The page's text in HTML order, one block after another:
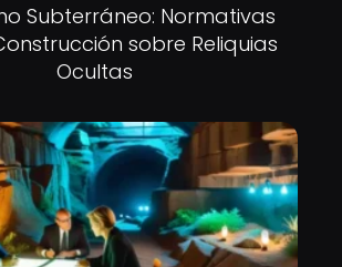
Subterráneo: Normativas
sobre Reliquias
Ocultas